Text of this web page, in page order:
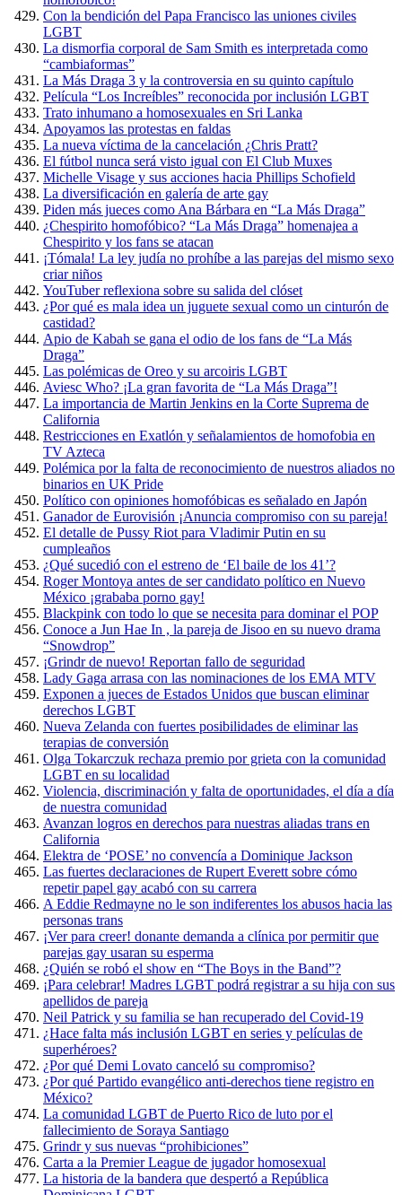
Con la bendición del Papa Francisco las uniones civiles
LGBT
La dismorfia corporal de Sam Smith es interpretada como
“cambiaformas”
La Más Draga 3 y la controversia en su quinto capítulo
Película “Los Increíbles” reconocida por inclusión LGBT
Trato inhumano a homosexuales en Sri Lanka
Apoyamos las protestas en faldas
La nueva víctima de la cancelación ¿Chris Pratt?
El fútbol nunca será visto igual con El Club Muxes
Michelle Visage y sus acciones hacia Phillips Schofield
La diversificación en galería de arte gay
Piden más jueces como Ana Bárbara en “La Más Draga”
¿Chespirito homofóbico? “La Más Draga” homenajea a
Chespirito y los fans se atacan
¡Tómala! La ley judía no prohíbe a las parejas del mismo sexo
criar niños
YouTuber reflexiona sobre su salida del clóset
¿Por qué es mala idea un juguete sexual como un cinturón de
castidad?
Apio de Kabah se gana el odio de los fans de “La Más
Draga”
Las polémicas de Oreo y su arcoiris LGBT
Aviesc Who? ¡La gran favorita de “La Más Draga”!
La importancia de Martin Jenkins en la Corte Suprema de
California
Restricciones en Exatlón y señalamientos de homofobia en
TV Azteca
Polémica por la falta de reconocimiento de nuestros aliados no
binarios en UK Pride
Político con opiniones homofóbicas es señalado en Japón
Ganador de Eurovisión ¡Anuncia compromiso con su pareja!
El detalle de Pussy Riot para Vladimir Putin en su
cumpleaños
¿Qué sucedió con el estreno de ‘El baile de los 41’?
Roger Montoya antes de ser candidato político en Nuevo
México ¡grababa porno gay!
Blackpink con todo lo que se necesita para dominar el POP
Conoce a Jun Hae In , la pareja de Jisoo en su nuevo drama
“Snowdrop”
¡Grindr de nuevo! Reportan fallo de seguridad
Lady Gaga arrasa con las nominaciones de los EMA MTV
Exponen a jueces de Estados Unidos que buscan eliminar
derechos LGBT
Nueva Zelanda con fuertes posibilidades de eliminar las
terapias de conversión
Olga Tokarczuk rechaza premio por grieta con la comunidad
LGBT en su localidad
Violencia, discriminación y falta de oportunidades, el día a día
de nuestra comunidad
Avanzan logros en derechos para nuestras aliadas trans en
California
Elektra de ‘POSE’ no convencía a Dominique Jackson
Las fuertes declaraciones de Rupert Everett sobre cómo
repetir papel gay acabó con su carrera
A Eddie Redmayne no le son indiferentes los abusos hacia las
personas trans
¡Ver para creer! donante demanda a clínica por permitir que
parejas gay usaran su esperma
¿Quién se robó el show en “The Boys in the Band”?
¡Para celebrar! Madres LGBT podrá registrar a su hija con sus
apellidos de pareja
Neil Patrick y su familia se han recuperado del Covid-19
¿Hace falta más inclusión LGBT en series y películas de
superhéroes?
¿Por qué Demi Lovato canceló su compromiso?
¿Por qué Partido evangélico anti-derechos tiene registro en
México?
La comunidad LGBT de Puerto Rico de luto por el
fallecimiento de Soraya Santiago
Grindr y sus nuevas “prohibiciones”
Carta a la Premier League de jugador homosexual
La historia de la bandera que despertó a República